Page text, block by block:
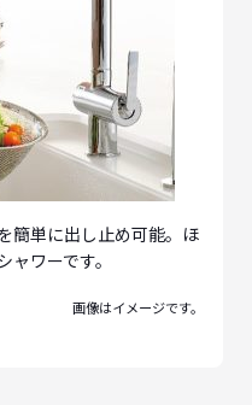
簡単に出し止め可能。ほ
ワーです。
画像はイメージです。